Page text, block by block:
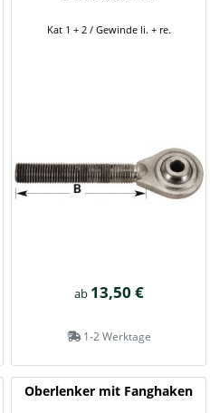
Kat 1 + 2 / Gewinde li. + re.
ab 13,50 €
1-2 Werktage
Oberlenker mit Fanghaken